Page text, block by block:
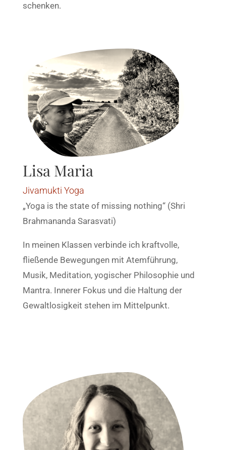
schenken.
Lisa Maria
Jivamukti Yoga
„Yoga is the state of missing nothing“ (Shri
Brahmananda Sarasvati)
In meinen Klassen verbinde ich kraftvolle,
fließende Bewegungen mit Atemführung,
Musik, Meditation, yogischer Philosophie und
Mantra. Innerer Fokus und die Haltung der
Gewaltlosigkeit stehen im Mittelpunkt.